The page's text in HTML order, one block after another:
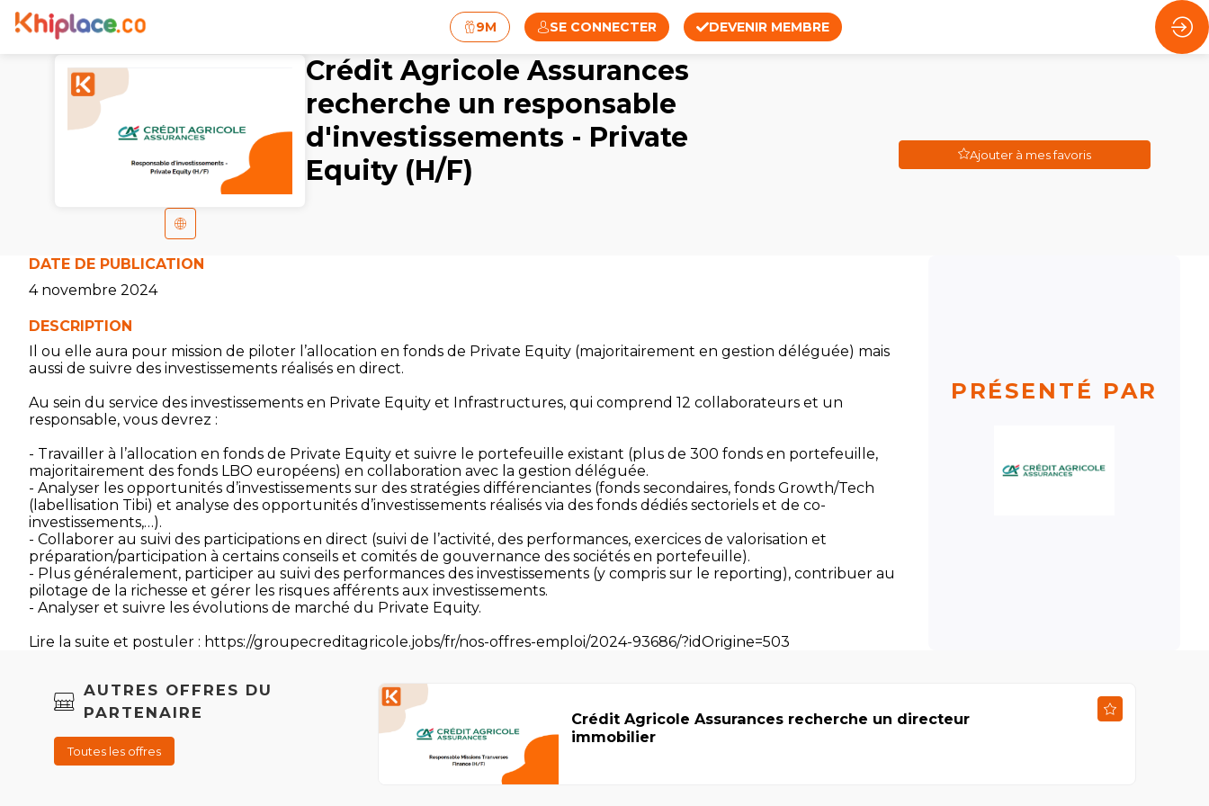
9M SE CONNECTER DEVENIR MEMBRE
Ajouter à mes favoris
Crédit Agricole Assurances
recherche un responsable
d'investissements - Private
Equity (H/F)
DATE DE PUBLICATION
4 novembre 2024
DESCRIPTION
Il ou elle aura pour mission de piloter l’allocation en fonds de Private Equity (majoritairement en gestion déléguée) mais
aussi de suivre des investissements réalisés en direct.
Au sein du service des investissements en Private Equity et Infrastructures, qui comprend 12 collaborateurs et un
responsable, vous devrez :
- Travailler à l’allocation en fonds de Private Equity et suivre le portefeuille existant (plus de 300 fonds en portefeuille,
majoritairement des fonds LBO européens) en collaboration avec la gestion déléguée.
- Analyser les opportunités d’investissements sur des stratégies différenciantes (fonds secondaires, fonds Growth/Tech
(labellisation Tibi) et analyse des opportunités d’investissements réalisés via des fonds dédiés sectoriels et de co-
investissements,…).
- Collaborer au suivi des participations en direct (suivi de l’activité, des performances, exercices de valorisation et
préparation/participation à certains conseils et comités de gouvernance des sociétés en portefeuille).
- Plus généralement, participer au suivi des performances des investissements (y compris sur le reporting), contribuer au
pilotage de la richesse et gérer les risques afférents aux investissements.
- Analyser et suivre les évolutions de marché du Private Equity.
Lire la suite et postuler : https://groupecreditagricole.jobs/fr/nos-offres-emploi/2024-93686/?idOrigine=503
PRÉSENTÉ PAR
AUTRES OFFRES DU
PARTENAIRE
Toutes les offres
Crédit Agricole Assurances recherche un directeur
immobilier